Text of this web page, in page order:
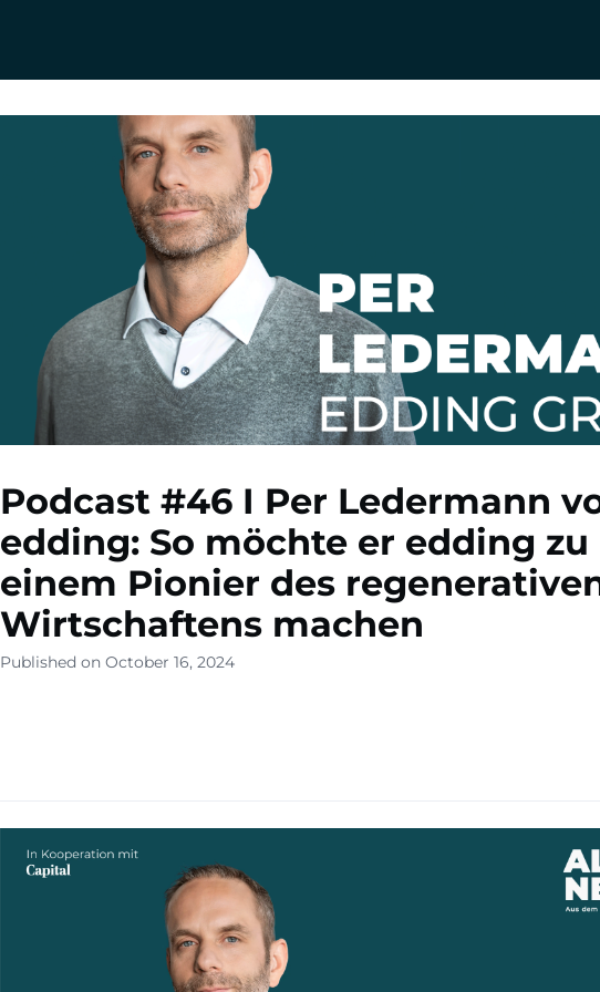
Podcast #46 I Per Ledermann
edding: So möchte er edding zu
einem Pionier des
Wirtschaftens machen
Published on October 16, 2024